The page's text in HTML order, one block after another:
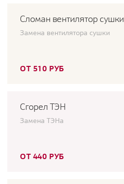
Сломан вентилятор сушки
Замена вентилятора сушки
ОТ 510 РУБ
Сгорел ТЭН
Замена ТЭНа
ОТ 440 РУБ